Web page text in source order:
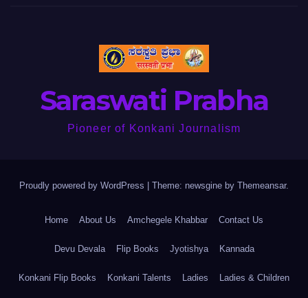
Saraswati Prabha
Pioneer of Konkani Journalism
Proudly powered by WordPress | Theme: newsgine by Themeansar.
Home About Us Amchegele Khabbar Contact Us
Devu Devala Flip Books Jyotishya Kannada
Konkani Flip Books Konkani Talents Ladies Ladies & Children